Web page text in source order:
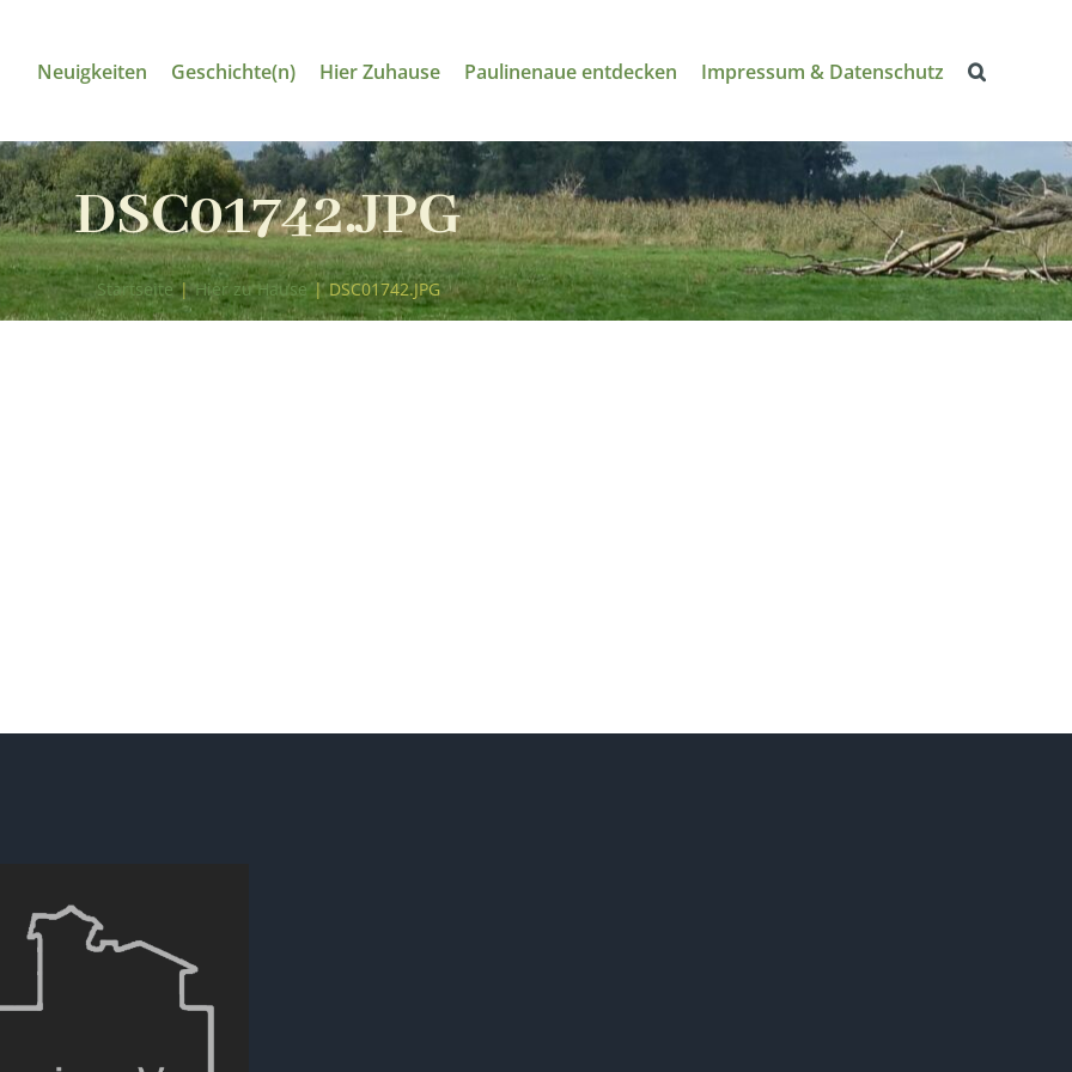
Neuigkeiten Geschichte(n) Hier Zuhause Paulinenaue entdecken Impressum & Datenschutz
DSC01742.JPG
Startseite | Hier zu Hause | DSC01742.JPG